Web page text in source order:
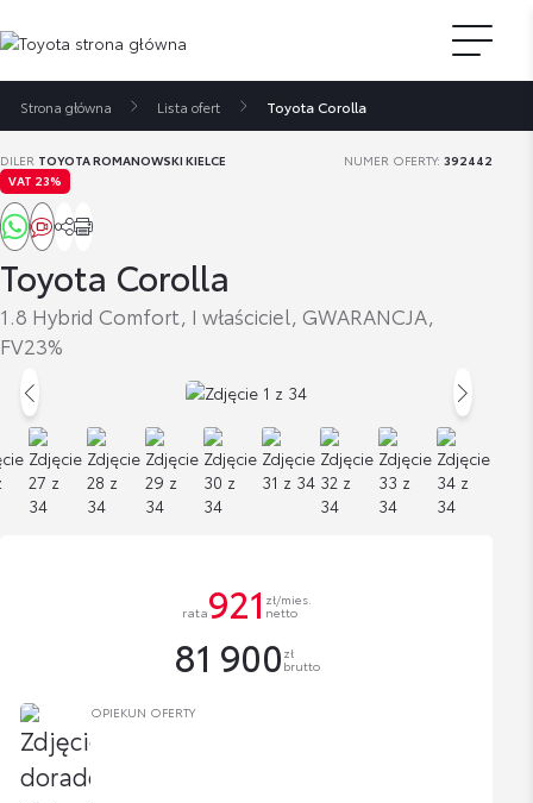
Strona główna Lista ofert Toyota Corolla
Toyota Corolla
1.8 Hybrid Comfort, I właściciel, GWARANCJA,
FV23%
VAT 23%
DILER TOYOTA ROMANOWSKI KIELCE NUMER OFERTY:392442
OPIEKUN OFERTY
rata921 zł/mies.
netto
81 900 zł
brutto